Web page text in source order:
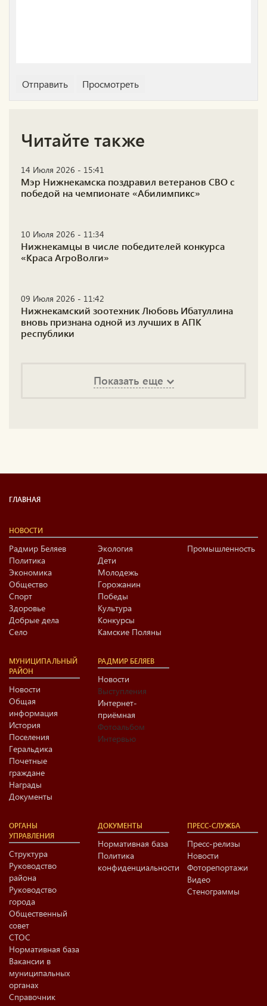
Читайте также
14 Июля 2026 - 15:41
Мэр Нижнекамска поздравил ветеранов СВО с
победой на чемпионате «Абилимпикс»
10 Июля 2026 - 11:34
Нижнекамцы в числе победителей конкурса
«Краса АгроВолги»
09 Июля 2026 - 11:42
Нижнекамский зоотехник Любовь Ибатуллина
вновь признана одной из лучших в АПК
республики
Показать еще
ГЛАВНАЯ
НОВОСТИ
Радмир Беляев
Политика
Экономика
Общество
Спорт
Здоровье
Добрые дела
Село
Экология
Дети
Молодежь
Горожанин
Победы
Культура
Конкурсы
Камские Поляны
Промышленность
МУНИЦИПАЛЬНЫЙ
РАЙОН
Новости
Общая
информация
История
Поселения
Геральдика
Почетные
граждане
Награды
Документы
РАДМИР БЕЛЯЕВ
Новости
Выступления
Интернет-
приёмная
Фотоальбом
Интервью
ОРГАНЫ
УПРАВЛЕНИЯ
Структура
Руководство
района
Руководство
города
Общественный
совет
СТОС
Нормативная база
Вакансии в
муниципальных
органах
Справочник
ДОКУМЕНТЫ
Нормативная база
Политика
конфиденциальности
ПРЕСС-СЛУЖБА
Пресс-релизы
Новости
Фоторепортажи
Видео
Стенограммы